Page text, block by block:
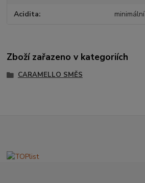
Acidita minimální
Zboží zařazeno v kategoriích
CARAMELLO SMĚS